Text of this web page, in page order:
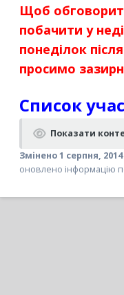
Щоб
побачити у
понеділок
просимо
Список
Показати
Змінено1 серпня, 2014
оновлено інформацію